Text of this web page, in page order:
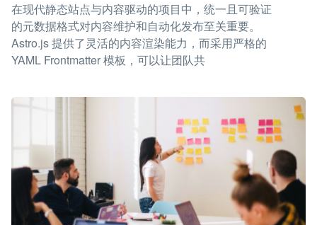
在现代静态站点与内容驱动的项目中，统一且可验证
的元数据格式对内容维护和自动化发布至关重要。
Astro.js 提供了灵活的内容渲染能力，而采用严格的
YAML Frontmatter 模板，可以让团队共